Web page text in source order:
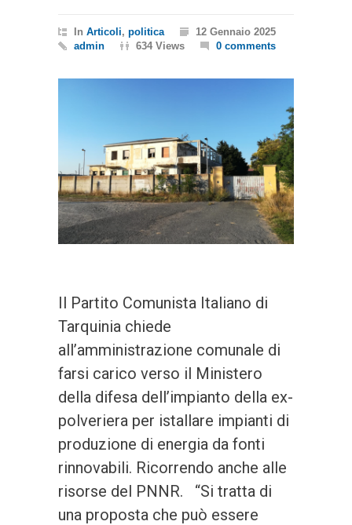
In Articoli, politica
12 Gennaio 2025
admin
634 Views 0 comments
Il Partito Comunista Italiano di
Tarquinia chiede
all’amministrazione comunale di
farsi carico verso il Ministero
della difesa dell’impianto della ex-
polveriera per istallare impianti di
produzione di energia da fonti
rinnovabili. Ricorrendo anche alle
risorse del PNNR. “Si tratta di
una proposta che può essere